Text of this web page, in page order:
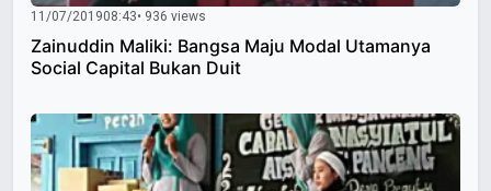
11/07/201908:43• 936 views
Zainuddin Maliki: Bangsa Maju Modal Utamanya
Social Capital Bukan Duit